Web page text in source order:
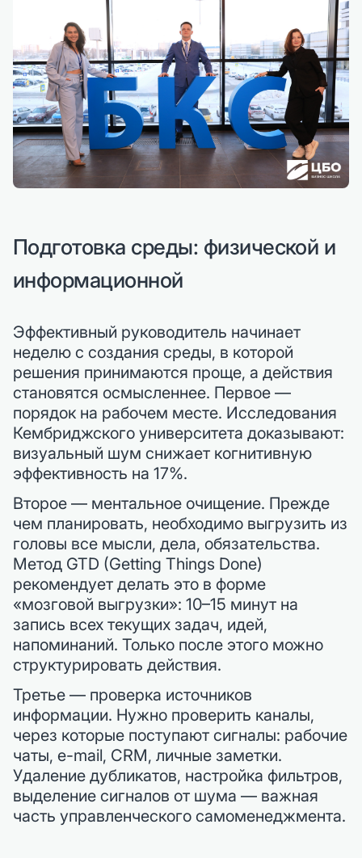
Подготовка среды: физической и
информационной
Эффективный руководитель начинает
неделю с создания среды, в которой
решения принимаются проще, а действия
становятся осмысленнее. Первое —
порядок на рабочем месте. Исследования
Кембриджского университета доказывают:
визуальный шум снижает когнитивную
эффективность на 17%.
Второе — ментальное очищение. Прежде
чем планировать, необходимо выгрузить из
головы все мысли, дела, обязательства.
Метод GTD (Getting Things Done)
рекомендует делать это в форме
«мозговой выгрузки»: 10–15 минут на
запись всех текущих задач, идей,
напоминаний. Только после этого можно
структурировать действия.
Третье — проверка источников
информации. Нужно проверить каналы,
через которые поступают сигналы: рабочие
чаты, e-mail, CRM, личные заметки.
Удаление дубликатов, настройка фильтров,
выделение сигналов от шума — важная
часть управленческого самоменеджмента.